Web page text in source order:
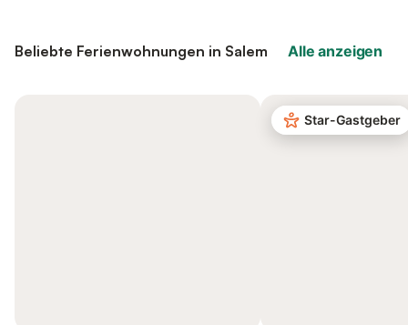
Beliebte Ferienwohnungen in Salem Alle anzeigen
Star-Gastgeber